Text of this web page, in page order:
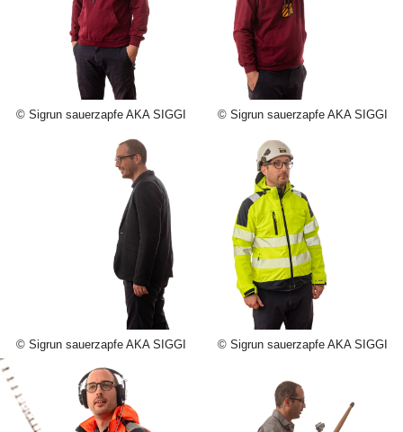
© Sigrun sauerzapfe AKA SIGGI © Sigrun sauerzapfe AKA SIGGI
© Sigrun sauerzapfe AKA SIGGI © Sigrun sauerzapfe AKA SIGGI